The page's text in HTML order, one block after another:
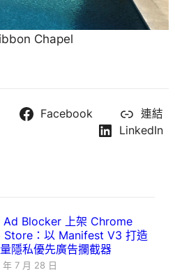
Chapel
Facebook
連結
LinkedIn
Blocker 上架 Chrome
Store：以 Manifest V3 打造
隱私優先廣告攔截器
7 月 28 日